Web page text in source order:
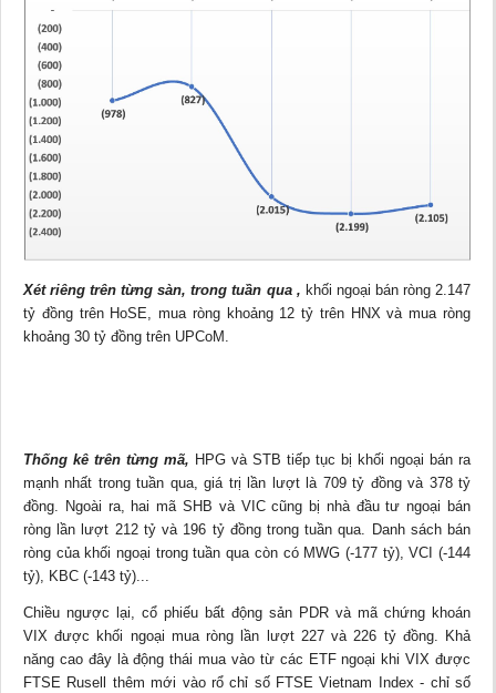
Xét riêng trên từng sàn, trong tuần qua , khối ngoại bán ròng 2.147
tỷ đồng trên HoSE, mua ròng khoảng 12 tỷ trên HNX và mua ròng
khoảng 30 tỷ đồng trên UPCoM.
Thống kê trên từng mã, HPG và STB tiếp tục bị khối ngoại bán ra
mạnh nhất trong tuần qua, giá trị lần lượt là 709 tỷ đồng và 378 tỷ
đồng. Ngoài ra, hai mã SHB và VIC cũng bị nhà đầu tư ngoại bán
ròng lần lượt 212 tỷ và 196 tỷ đồng trong tuần qua. Danh sách bán
ròng của khối ngoại trong tuần qua còn có MWG (-177 tỷ), VCI (-144
tỷ), KBC (-143 tỷ)...
Chiều ngược lại, cổ phiếu bất động sản PDR và mã chứng khoán
VIX được khối ngoại mua ròng lần lượt 227 và 226 tỷ đồng. Khả
năng cao đây là động thái mua vào từ các ETF ngoại khi VIX được
FTSE Rusell thêm mới vào rổ chỉ số FTSE Vietnam Index - chỉ số